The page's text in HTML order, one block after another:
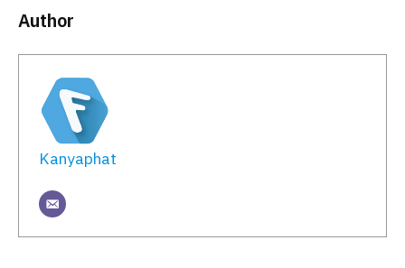
Author
Kanyaphat